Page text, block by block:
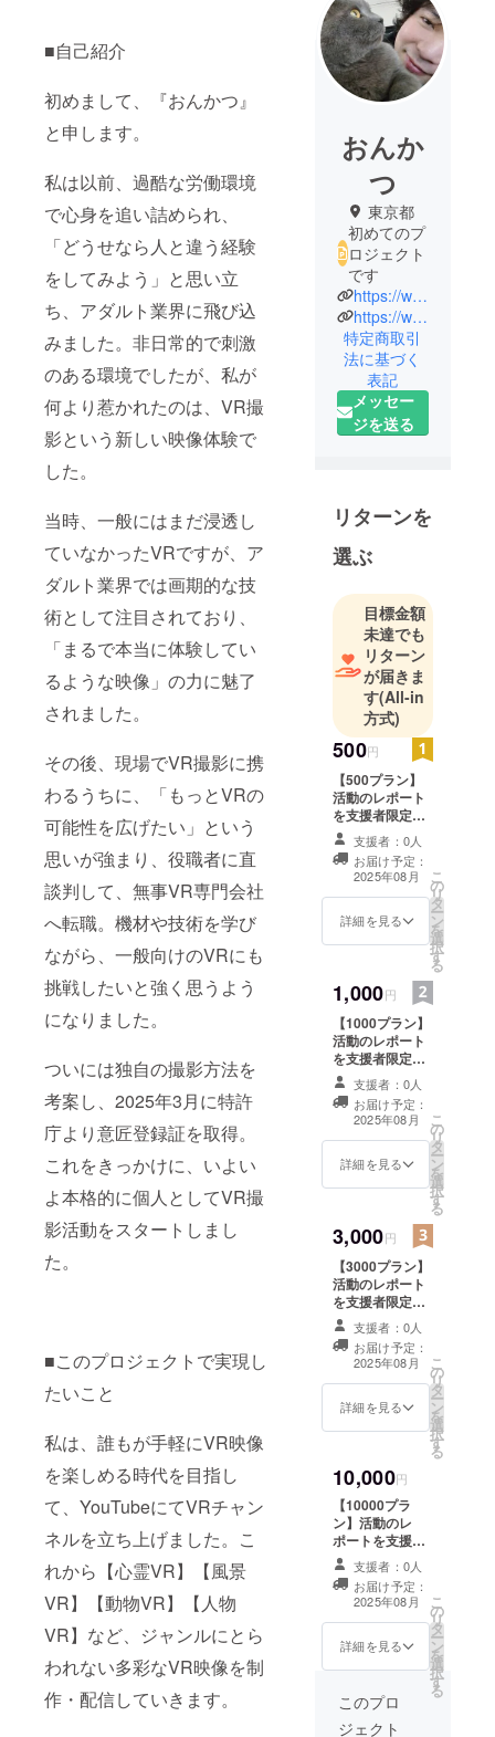
■自己紹介
初めまして、『おんかつ』
と申します。
私は以前、過酷な労働環境
で心身を追い詰められ、
「どうせなら人と違う経験
をしてみよう」と思い立
ち、アダルト業界に飛び込
みました。非日常的で刺激
のある環境でしたが、私が
何より惹かれたのは、VR撮
影という新しい映像体験で
した。
当時、一般にはまだ浸透し
ていなかったVRですが、ア
ダルト業界では画期的な技
術として注目されており、
「まるで本当に体験してい
るような映像」の力に魅了
されました。
その後、現場でVR撮影に携
わるうちに、「もっとVRの
可能性を広げたい」という
思いが強まり、役職者に直
談判して、無事VR専門会社
へ転職。機材や技術を学び
ながら、一般向けのVRにも
挑戦したいと強く思うよう
になりました。
ついには独自の撮影方法を
考案し、2025年3月に特許
庁より意匠登録証を取得。
これをきっかけに、いよい
よ本格的に個人としてVR撮
影活動をスタートしまし
た。
■このプロジェクトで実現し
たいこと
私は、誰もが手軽にVR映像
を楽しめる時代を目指し
て、YouTubeにてVRチャン
ネルを立ち上げました。こ
れから【心霊VR】【風景
VR】【動物VR】【人物
VR】など、ジャンルにとら
われない多彩なVR映像を制
作・配信していきます。
おんか
つ
東京都
初めてのプ
ロジェクト
です
https://www.youtube.com/@onkatsu11
https://www.twitter.com/onkatsu11
特定商取引
法に基づく
表記
メッセー
ジを送る
リターンを
選ぶ
目標金額
未達でも
リターン
が届きま
す(All-in
方式)
500円
【500プラン】
活動のレポート
を支援者限定で
公開します。
（同様のレポー
トが他支援サイ
トに掲載される
場合がありま
す）
支援者：0人
お届け予定：
2025年08月
詳細を見る
こ
の
リ
タ
ー
ン
を
選
択
す
る
1,000円
【1000プラン】
活動のレポート
を支援者限定で
公開します。
（同様のレポー
トが他支援サイ
トに掲載される
場合がありま
す）※500円のリ
支援者：0人
お届け予定：
2025年08月
詳細を見る
こ
の
リ
タ
ー
ン
を
選
択
す
る
3,000円
【3000プラン】
活動のレポート
を支援者限定で
公開します。
（同様のレポー
トが他支援サイ
トに掲載される
場合がありま
す）※500円のリ
支援者：0人
お届け予定：
2025年08月
詳細を見る
こ
の
リ
タ
ー
ン
を
選
択
す
る
10,000円
【10000プラ
ン】活動のレ
ポートを支援者
限定で公開しま
す。（同様のレ
ポートが他支援
サイトに掲載さ
れる場合があり
ます）※500円の
支援者：0人
お届け予定：
2025年08月
詳細を見る
こ
の
リ
タ
ー
ン
を
選
択
す
る
このプロ
ジェクト